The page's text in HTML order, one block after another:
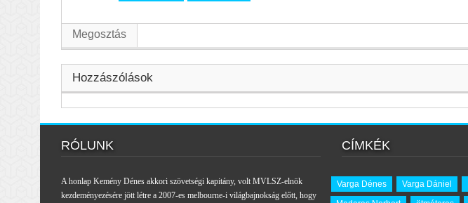
Megosztás
Hozzászólások
RÓLUNK
A honlap Kemény Dénes akkori szövetségi kapitány, volt MVLSZ-elnök
kezdeményezésére jött létre a 2007-es melbourne-i világbajnokság előtt, hogy
CÍMKÉK
Varga Dénes Varga Dániel